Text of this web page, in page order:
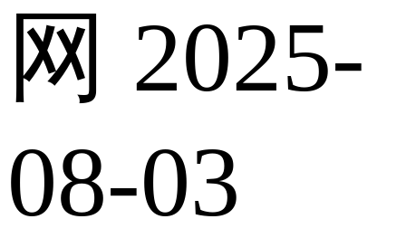
网 2025-
08-03